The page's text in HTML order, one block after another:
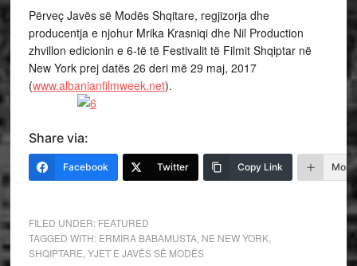
Përveç Javës së Modës Shqitare, regjizorja dhe
producentja e njohur Mrika Krasniqi dhe Nil Production
zhvillon edicionin e 6-të të Festivalit të Filmit Shqiptar në
New York prej datës 26 deri më 29 maj, 2017
(www.albanianfilmweek.net).
Share via:
Facebook Twitter Copy Link More
FILED UNDER: FEATURED
TAGGED WITH: ERMIRA BABAMUSTA, NE NEW YORK,
SHQIPTARE YJET E JAVËS SË MODËS